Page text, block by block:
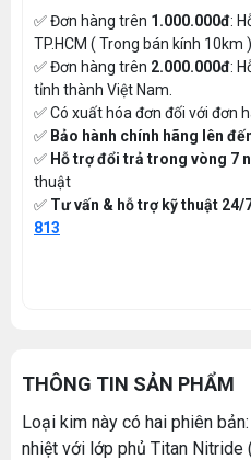
✅ Đơn hàng trên 1.000.000đ:
TP.HCM ( Trong bán kính 10km )
✅ Đơn hàng trên 2.000.000đ:
tỉnh thành Việt Nam.
✅ Có xuất hóa đơn đối với đơn
✅ Bảo hành chính hãng lên
✅ Hỗ trợ đổi trả trong vòng 7
thuật
✅ Tư vấn & hỗ trợ kỹ thuật 24/
813
THÔNG TIN SẢN PHẨM
Loại kim này có hai phiên
nhiệt với lớp phủ Titan Nitride